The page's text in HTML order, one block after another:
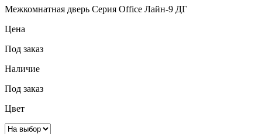
Межкомнатная дверь Серия Office Лайн-9 ДГ
Цена
Под заказ
Наличие
Под заказ
Цвет